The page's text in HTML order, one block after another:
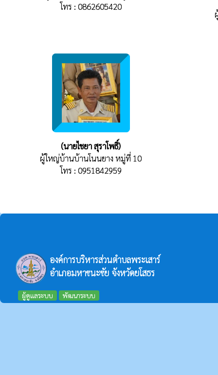
โทร : 0862605420
(นายไชยา สุราโพธิ์)
ผู้ใหญ่บ้านบ้านโนนยาง หมู่ที่ 10
โทร : 0951842959
องค์การบริหารส่วนตำบลพระเสาร์
อำเภอมหาชนะชัย จังหวัดยโสธร
ผู้ดูแลระบบ พัฒนาระบบ